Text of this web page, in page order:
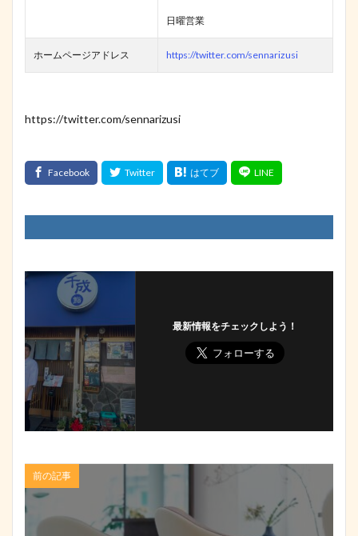
日曜営業
ホームページアドレス https://twitter.com/sennarizusi
https://twitter.com/sennarizusi
最新情報をチェックしよう！
前の記事